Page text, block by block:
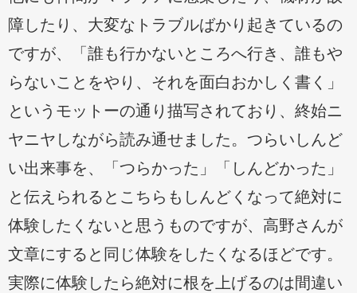
障したり、大変なトラブルばかり起きているの
ですが、「誰も行かないところへ行き、誰もや
らないことをやり、それを面白おかしく書く」
というモットーの通り描写されており、終始ニ
ヤニヤしながら読み通せました。つらいしんど
い出来事を、「つらかった」「しんどかった」
と伝えられるとこちらもしんどくなって絶対に
体験したくないと思うものですが、高野さんが
文章にすると同じ体験をしたくなるほどです。
実際に体験したら絶対に根を上げるのは間違い